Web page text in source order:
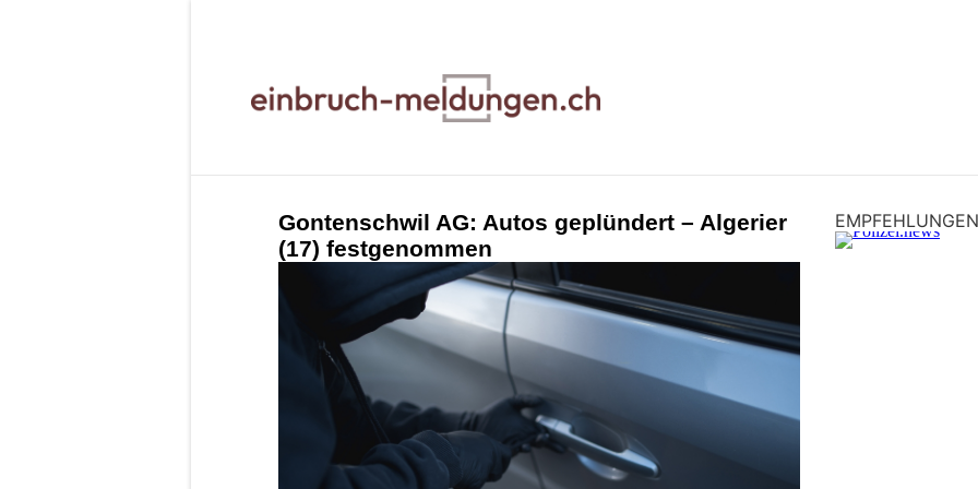
Gontenschwil AG: Autos geplündert – Algerier
(17) festgenommen
EMPFEHLUNGEN